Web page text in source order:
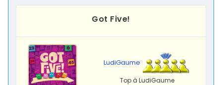
Got Five!
LudiGaume
Top à LudiGaume